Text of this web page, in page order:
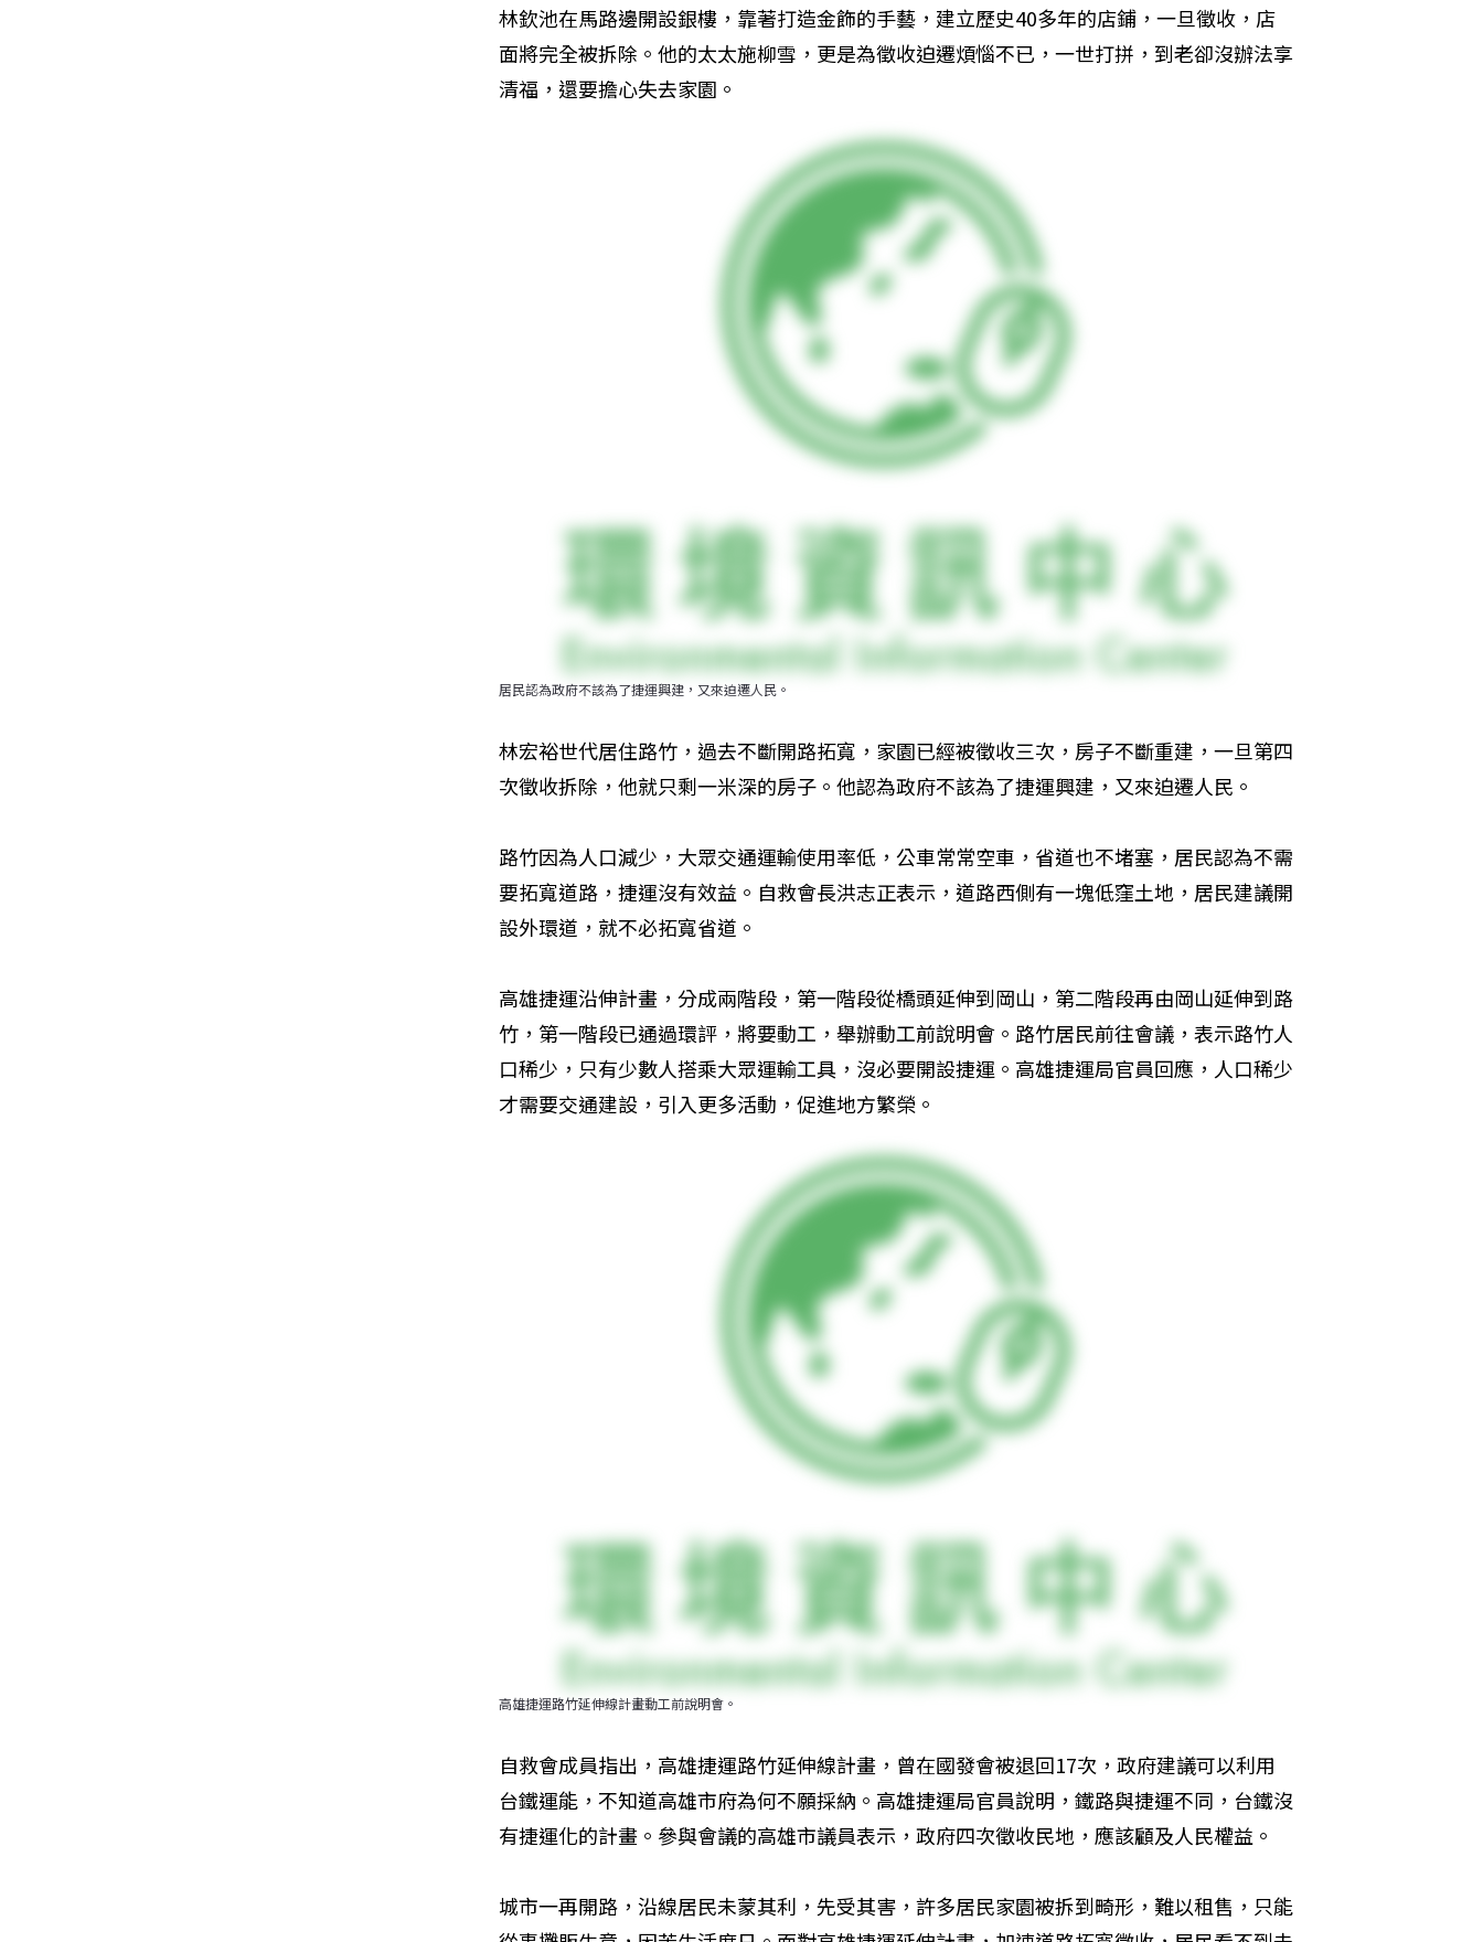
林欽池在馬路邊開設銀樓，靠著打造金飾的手藝，建立歷史40多年的店鋪，一旦徵收，店
面將完全被拆除。他的太太施柳雪，更是為徵收迫遷煩惱不已，一世打拼，到老卻沒辦法享
清福，還要擔心失去家園。
居民認為政府不該為了捷運興建，又來迫遷人民。
林宏裕世代居住路竹，過去不斷開路拓寬，家園已經被徵收三次，房子不斷重建，一旦第四
次徵收拆除，他就只剩一米深的房子。他認為政府不該為了捷運興建，又來迫遷人民。
路竹因為人口減少，大眾交通運輸使用率低，公車常常空車，省道也不堵塞，居民認為不需
要拓寬道路，捷運沒有效益。自救會長洪志正表示，道路西側有一塊低窪土地，居民建議開
設外環道，就不必拓寬省道。
高雄捷運沿伸計畫，分成兩階段，第一階段從橋頭延伸到岡山，第二階段再由岡山延伸到路
竹，第一階段已通過環評，將要動工，舉辦動工前說明會。路竹居民前往會議，表示路竹人
口稀少，只有少數人搭乘大眾運輸工具，沒必要開設捷運。高雄捷運局官員回應，人口稀少
才需要交通建設，引入更多活動，促進地方繁榮。
高雄捷運路竹延伸線計畫動工前說明會。
自救會成員指出，高雄捷運路竹延伸線計畫，曾在國發會被退回17次，政府建議可以利用
台鐵運能，不知道高雄市府為何不願採納。高雄捷運局官員說明，鐵路與捷運不同，台鐵沒
有捷運化的計畫。參與會議的高雄市議員表示，政府四次徵收民地，應該顧及人民權益。
城市一再開路，沿線居民未蒙其利，先受其害，許多居民家園被拆到畸形，難以租售，只能